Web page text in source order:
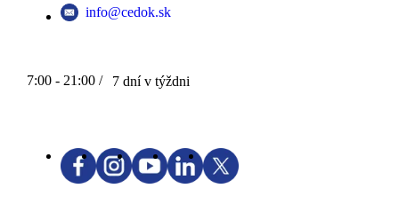
info@cedok.sk
7:00 - 21:00 / 7 dní v týždni